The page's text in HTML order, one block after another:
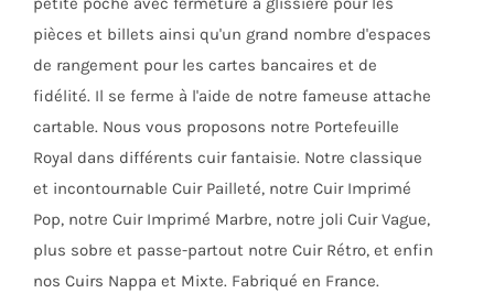
du
produit
pièces et billets ainsi qu'un grand nombre d'espaces
de rangement pour les cartes bancaires et de
fidélité. Il se ferme à l'aide de notre fameuse attache
cartable. Nous vous proposons notre Portefeuille
Royal dans différents cuir fantaisie. Notre classique
et incontournable Cuir Pailleté, notre Cuir Imprimé
Pop, notre Cuir Imprimé Marbre, notre joli Cuir Vague,
plus sobre et passe-partout notre Cuir Rétro, et enfin
nos Cuirs Nappa et Mixte. Fabriqué en France.